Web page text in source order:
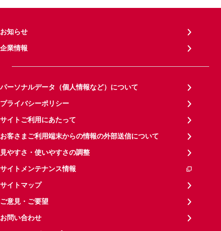
お知らせ
企業情報
パーソナルデータ（個人情報など）について
プライバシーポリシー
サイトご利用にあたって
お客さまご利用端末からの情報の外部送信について
見やすさ・使いやすさの調整
サイトメンテナンス情報
サイトマップ
ご意見・ご要望
お問い合わせ